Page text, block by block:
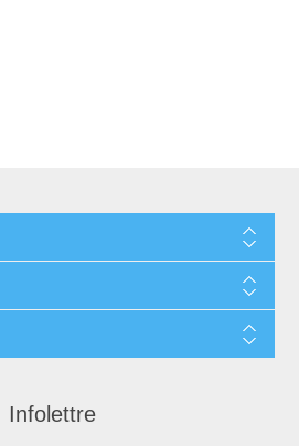
Infolettre